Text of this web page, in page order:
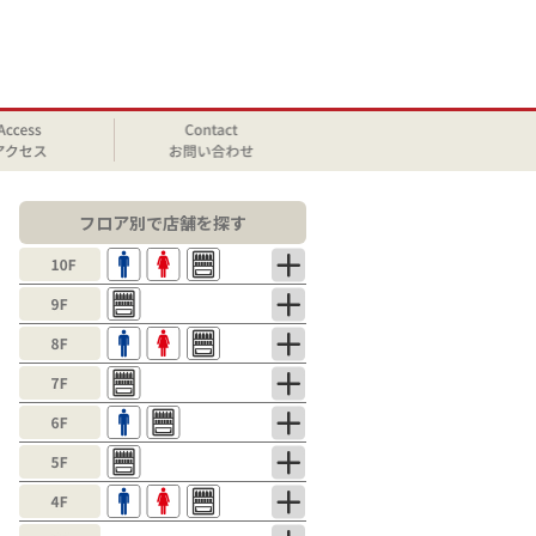
フロア別で店舗を探す